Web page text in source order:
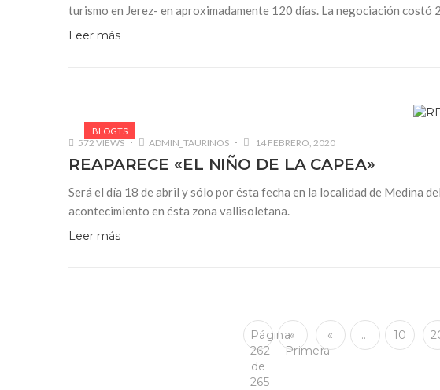
turismo en Jerez- en aproximadamente 120 días. La negociación costó
Leer más
BLOGTS
572 VIEWS ADMIN_TAURINOS 14 FEBRERO, 2020
REAPARECE «EL NIÑO DE LA CAPEA»
Será el día 18 de abril y sólo por ésta fecha en la localidad de Medina
acontecimiento en ésta zona vallisoletana.
Leer más
Página
262
de
265
«
Primera
« ... 10